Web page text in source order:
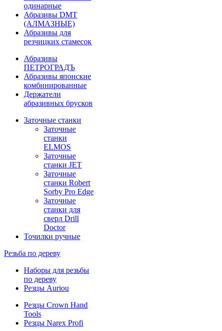
одинарные
Абразивы DMT
(АЛМАЗНЫЕ)
Абразивы для
резчицких стамесок
Абразивы
ПЕТРОГРАДЪ
Абразивы японские
комбинированные
Держатели
абразивных брусков
Заточные станки
Заточные
станки
ELMOS
Заточные
станки JET
Заточные
станки Robert
Sorby Pro Edge
Заточные
станки для
сверл Drill
Doctor
Точилки ручные
Резьба по дереву
Наборы для резьбы
по дереву
Резцы Auriou
Резцы Crown Hand
Tools
Резцы Narex Profi